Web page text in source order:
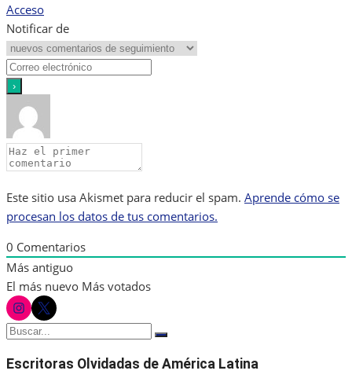
Acceso
Notificar de
Este sitio usa Akismet para reducir el spam. Aprende cómo se
procesan los datos de tus comentarios.
0 Comentarios
Más antiguo
El más nuevo Más votados
instagram
twitter
Buscar:
Buscar
Escritoras Olvidadas de América Latina